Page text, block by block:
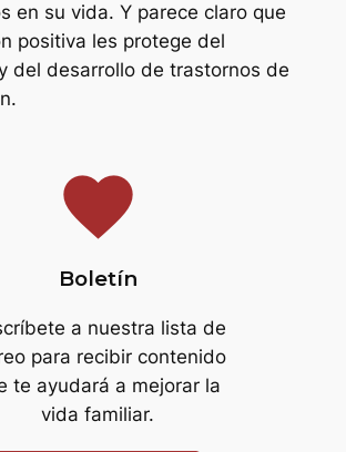
en su vida. Y parece claro que
positiva les protege del
del desarrollo de trastornos de
favorite
Boletín
a nuestra lista de
para recibir contenido
te ayudará a mejorar la
vida familiar.